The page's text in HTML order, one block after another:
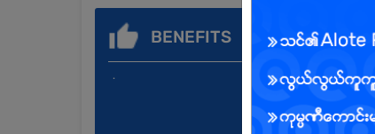
BENEFITS
.